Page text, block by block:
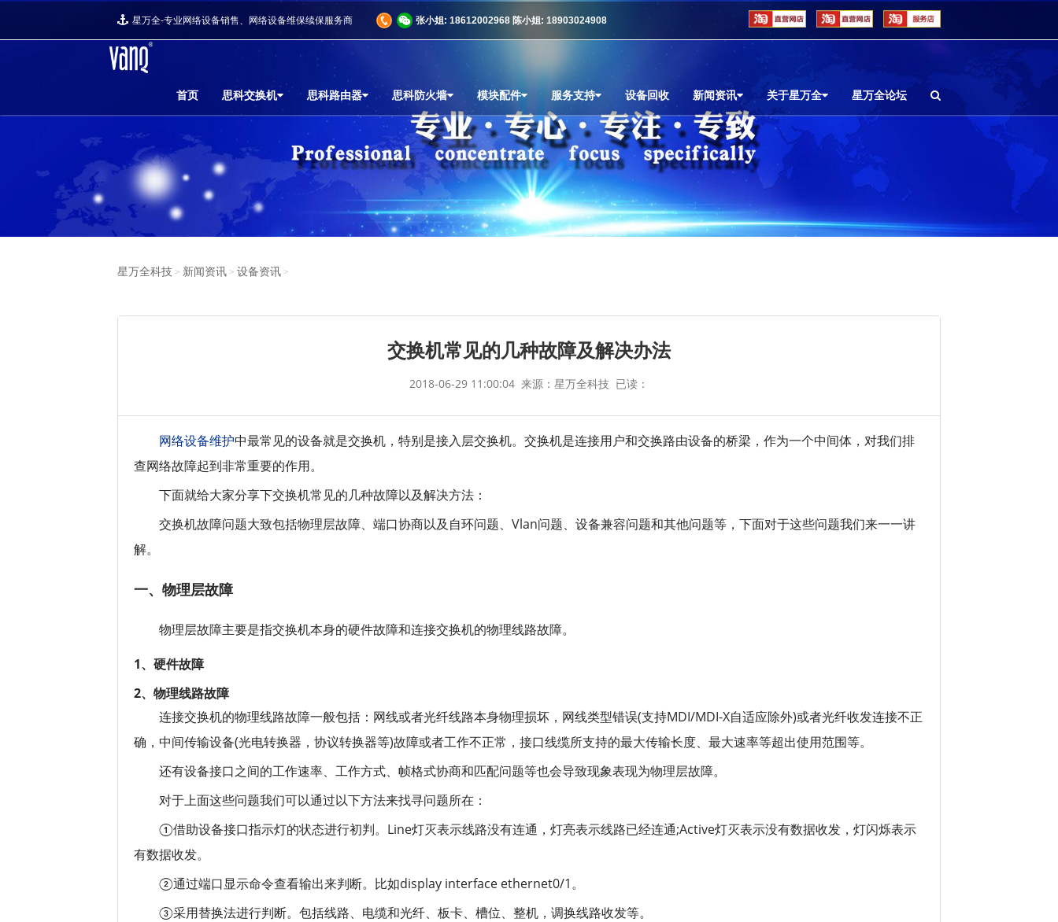
星万全-专业网络设备销售、网络设备维保续保服务商 张小姐: 18612002968 陈小姐: 18903024908
首页 思科交换机 思科路由器 思科防火墙 模块配件 服务支持 设备回收 新闻资讯 关于星万全 星万全论坛
星万全科技 > 新闻资讯 >设备资讯 >
交换机常见的几种故障及解决办法
2018-06-29 11:00:04 来源：星万全科技 已读：
网络设备维护中最常见的设备就是交换机，特别是接入层交换机。交换机是连接用户和交换路由设备的桥梁，作为一个中间体，对我们排
查网络故障起到非常重要的作用。
下面就给大家分享下交换机常见的几种故障以及解决方法：
交换机故障问题大致包括物理层故障、端口协商以及自环问题、Vlan问题、设备兼容问题和其他问题等，下面对于这些问题我们来一一讲
解。
一、物理层故障
物理层故障主要是指交换机本身的硬件故障和连接交换机的物理线路故障。
1、硬件故障
2、物理线路故障
连接交换机的物理线路故障一般包括：网线或者光纤线路本身物理损坏，网线类型错误(支持MDI/MDI-X自适应除外)或者光纤收发连接不正
确，中间传输设备(光电转换器，协议转换器等)故障或者工作不正常，接口线缆所支持的最大传输长度、最大速率等超出使用范围等。
还有设备接口之间的工作速率、工作方式、帧格式协商和匹配问题等也会导致现象表现为物理层故障。
对于上面这些问题我们可以通过以下方法来找寻问题所在：
①借助设备接口指示灯的状态进行初判。Line灯灭表示线路没有连通，灯亮表示线路已经连通;Active灯灭表示没有数据收发，灯闪烁表示
有数据收发。
②通过端口显示命令查看输出来判断。比如display interface ethernet0/1。
③采用替换法进行判断。包括线路、电缆和光纤、板卡、槽位、整机，调换线路收发等。